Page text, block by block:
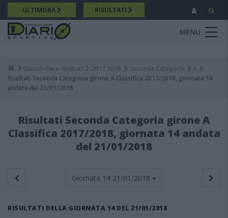
Salta
al
contenuto
principale
ULTIMORA RISULTATI
MENU
Breadcrumb
Classifiche e risultati 2017 2018 Seconda Categoria
A
Risultati Seconda Categoria girone A Classifica 2017/2018, giornata 14
andata del 21/01/2018
Risultati Seconda Categoria girone A
Classifica 2017/2018, giornata 14 andata
del 21/01/2018
Giornata 14 21/01/2018
RISULTATI DELLA GIORNATA 14 DEL 21/01/2018